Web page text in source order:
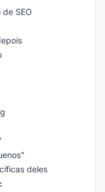
SEO
deles